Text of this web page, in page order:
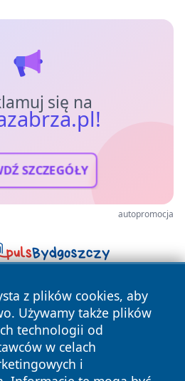
się na
SZCZEGÓŁY
autopromocja
z plików cookies, aby
Używamy także plików
technologii od
w celach
i